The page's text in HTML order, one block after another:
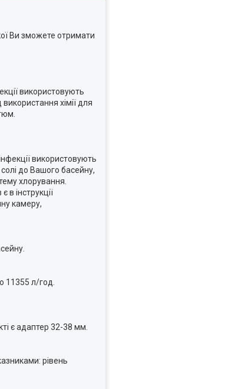
Ви зможете отримати
використовують
хімії для
використовують
до Вашого басейну,
хлорування.
інструкції
камеру,
11355 л/год.
є адаптер 32-38 мм.
рівень